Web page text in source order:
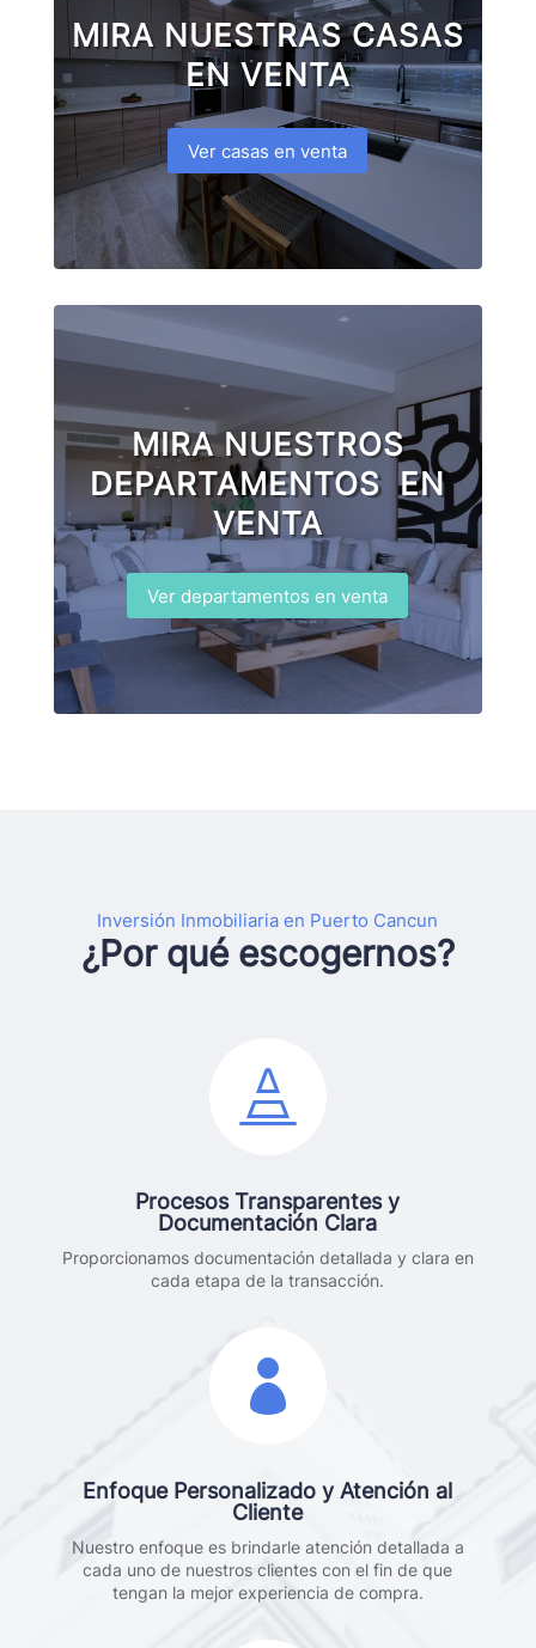
MIRA NUESTRAS CASAS
EN VENTA
Ver casas en venta
MIRA NUESTROS
DEPARTAMENTOS EN
VENTA
Ver departamentos en venta
Inversión Inmobiliaria en Puerto Cancun
¿Por qué escogernos?

Procesos Transparentes y
Documentación Clara
Proporcionamos documentación detallada y clara en
cada etapa de la transacción.

Enfoque Personalizado y Atención al
Cliente
Nuestro enfoque es brindarle atención detallada a
cada uno de nuestros clientes con el fin de que
tengan la mejor experiencia de compra.